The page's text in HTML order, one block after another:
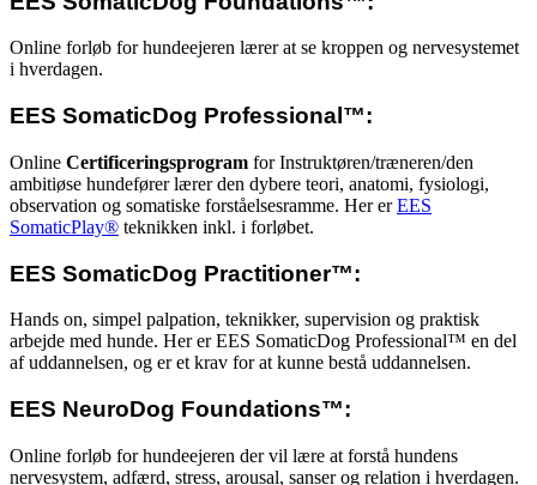
Online forløb for hundeejeren lærer at se kroppen og nervesystemet
i hverdagen.
EES SomaticDog Professional™:
Online Certificeringsprogram for Instruktøren/træneren/den
ambitiøse hundefører lærer den dybere teori, anatomi, fysiologi,
observation og somatiske forståelsesramme. Her erEES
SomaticPlay® teknikken inkl. i forløbet.
EES SomaticDog Practitioner™:
Hands on, simpel palpation, teknikker, supervision og praktisk
arbejde med hunde. Her er EES SomaticDog Professional™ en del
af uddannelsen, og er et krav for at kunne bestå uddannelsen.
EES NeuroDog Foundations™:
Online forløb for hundeejeren der vil lære at forstå hundens
nervesystem, adfærd, stress, arousal, sanser og relation i hverdagen.